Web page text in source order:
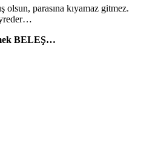
parasına kıyamaz gitmez.
BELEŞ…